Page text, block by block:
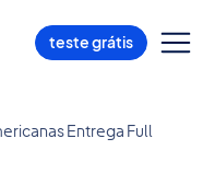
teste grátis
Entrega Full